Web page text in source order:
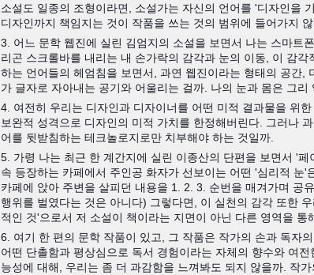
소설도 일종의 조형이라면, 소설가는 자신의 언어를 '디자인을
디자인까지 책임지는 것이 작품을 쓰는 것의 범위에 들어가지
3. 어느 문학 웹진에 실린 김엄지의 소설을 보면서 나는 스마트
리곤 스크롤바를 내리는 내 손가락의 감각과 눈의 이동, 이 감
하는 언어들의 헤엄침을 보면서, 과연 웹진이라는 형태의 공간,
가 글자로 자아내는 공기와 어울리는 걸까. 나의 눈과 몸은 그
4. 여전히 우리는 디자인과 디자이너를 어떤 미적 결과물을 위
보완적 성격으로 디자인의 미적 가치를 한정해버린다. 그러나
어를 뒷받침하는 테크놀로지로만 치부해야 하는 것일까.
5. 가령 나는 최근 한 계간지에 실린 이종산의 단편을 보면서 '
속 등장하는 카페에서 주인공 화자가 선보이는 어떤 '심리적 눈
카페에 앉아 주변을 살피던 내용을 1. 2. 3. 순번을 매겨가며 공
행위를 벌였다는 것은 아니다) 그렇다면, 이 실천의 감각 또한
적인 것'으로서 저 소설이 책이라는 지면이 아닌 다른 영역을
6. 여기 한 편의 문학 작품이 있고, 그 작품은 작가의 손과 독자
어떤 단촐함과 평상심으로 독서 경험이라는 자체의 향수와 여
능성에 대해, 우리는 좀 더 과감함을 느껴봐도 되지 않을까. 작